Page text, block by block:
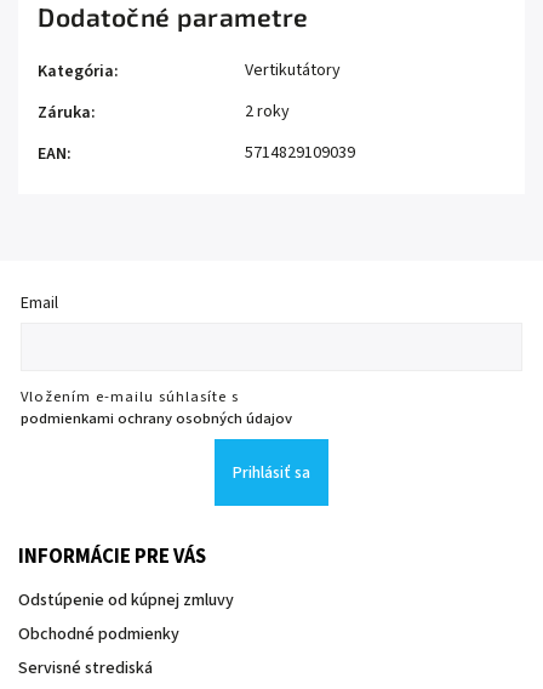
Dodatočné parametre
Kategória:
Vertikutátory
Záruka:
2 roky
EAN: 5714829109039
Email
Vložením e-mailu súhlasíte s
podmienkami ochrany osobných údajov
Prihlásiť sa
INFORMÁCIE PRE VÁS
Odstúpenie od kúpnej zmluvy
Obchodné podmienky
Servisné strediská